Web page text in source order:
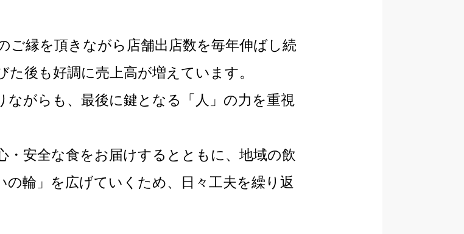
ご縁を頂きながら店舗出店数を毎年伸ばし続
後も好調に売上高が増えています。
ながらも、最後に鍵となる「人」の力を重視
・安全な食をお届けするとともに、地域の飲
の輪」を広げていくため、日々工夫を繰り返